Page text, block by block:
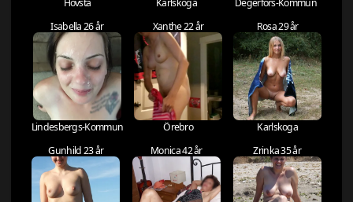
Hovsta Karlskoga
Degerfors-Kommun
Isabella 26 år
Lindesbergs-Kommun
Xanthe 22 år
Örebro
Rosa 29 år
Karlskoga
Gunhild 23 år
Monica 42 år Zrinka 35 år